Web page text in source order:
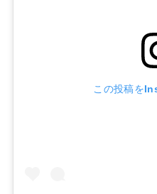
この投稿を